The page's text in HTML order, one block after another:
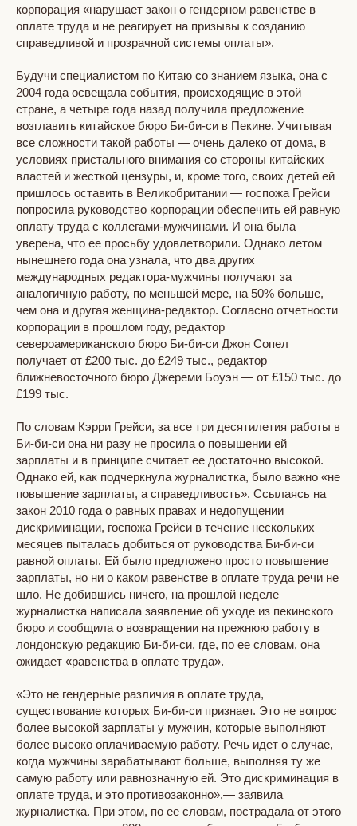
корпорация «нарушает закон о гендерном равенстве в
оплате труда и не реагирует на призывы к созданию
справедливой и прозрачной системы оплаты».
Будучи специалистом по Китаю со знанием языка, она с
2004 года освещала события, происходящие в этой
стране, а четыре года назад получила предложение
возглавить китайское бюро Би-би-си в Пекине. Учитывая
все сложности такой работы — очень далеко от дома, в
условиях пристального внимания со стороны китайских
властей и жесткой цензуры, и, кроме того, своих детей ей
пришлось оставить в Великобритании — госпожа Грейси
попросила руководство корпорации обеспечить ей равную
оплату труда с коллегами-мужчинами. И она была
уверена, что ее просьбу удовлетворили. Однако летом
нынешнего года она узнала, что два других
международных редактора-мужчины получают за
аналогичную работу, по меньшей мере, на 50% больше,
чем она и другая женщина-редактор. Согласно отчетности
корпорации в прошлом году, редактор
североамериканского бюро Би-би-си Джон Сопел
получает от £200 тыс. до £249 тыс., редактор
ближневосточного бюро Джереми Боуэн — от £150 тыс. до
£199 тыс.
По словам Кэрри Грейси, за все три десятилетия работы в
Би-би-си она ни разу не просила о повышении ей
зарплаты и в принципе считает ее достаточно высокой.
Однако ей, как подчеркнула журналистка, было важно «не
повышение зарплаты, а справедливость». Ссылаясь на
закон 2010 года о равных правах и недопущении
дискриминации, госпожа Грейси в течение нескольких
месяцев пыталась добиться от руководства Би-би-си
равной оплаты. Ей было предложено просто повышение
зарплаты, но ни о каком равенстве в оплате труда речи не
шло. Не добившись ничего, на прошлой неделе
журналистка написала заявление об уходе из пекинского
бюро и сообщила о возвращении на прежнюю работу в
лондонскую редакцию Би-би-си, где, по ее словам, она
ожидает «равенства в оплате труда».
«Это не гендерные различия в оплате труда,
существование которых Би-би-си признает. Это не вопрос
более высокой зарплаты у мужчин, которые выполняют
более высоко оплачиваемую работу. Речь идет о случае,
когда мужчины зарабатывают больше, выполняя ту же
самую работу или равнозначную ей. Это дискриминация в
оплате труда, и это противозаконно»,— заявила
журналистка. При этом, по ее словам, пострадала от этого